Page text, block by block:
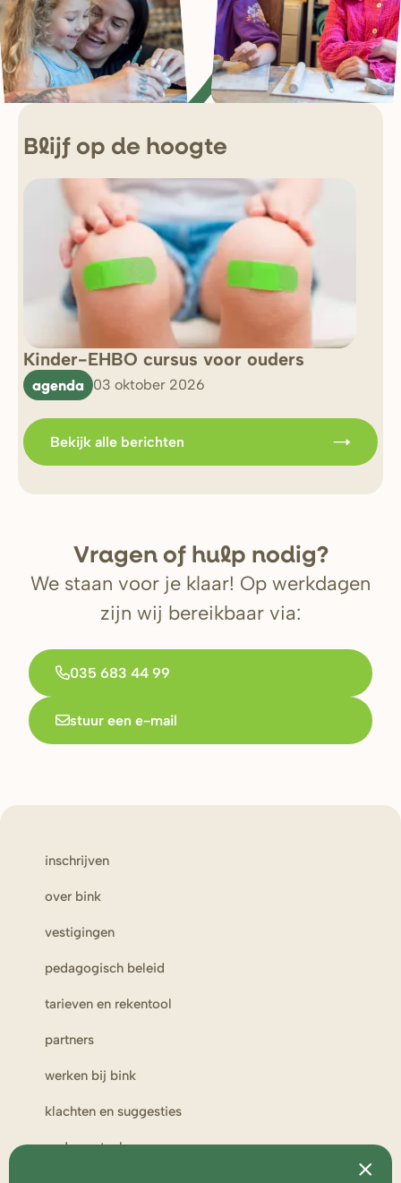
Blijf op de hoogte
Kinder-EHBO cursus voor ouders
agenda 03 oktober 2026
Bekijk alle berichten
Vragen of hulp nodig?
We staan voor je klaar! Op werkdagen
zijn wij bereikbaar via:
035 683 44 99
stuur een e-mail
inschrijven
over bink
vestigingen
pedagogisch beleid
tarieven en rekentool
partners
werken bij bink
klachten en suggesties
ouderportaal